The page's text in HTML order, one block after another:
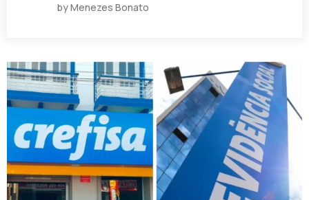
by Menezes Bonato